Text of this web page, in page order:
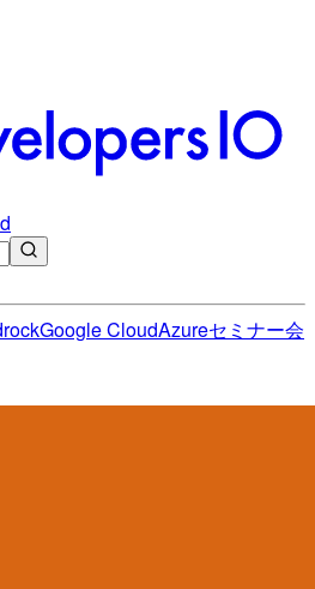
Google CloudAzureセミナー会